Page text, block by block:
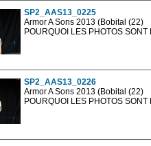
SP2_AAS13_0225
Armor A Sons 2013 (Bobital (22)
POURQUOI LES PHOTOS
SP2_AAS13_0226
Armor A Sons 2013 (Bobital (22)
POURQUOI LES PHOTOS